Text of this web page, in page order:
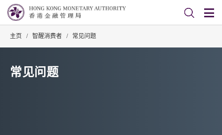
主页 / 智醒消费者 / 常见问题
常见问题